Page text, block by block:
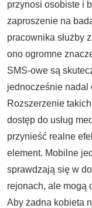
przynosi osobiste i
zaproszenie na
pracownika służby
ono ogromne
SMS-owe są
jednocześnie nadal
Rozszerzenie
dostęp do usług
przynieść realne
element. Mobilne
sprawdzają się w
rejonach, ale mogą
Aby żadna kobieta